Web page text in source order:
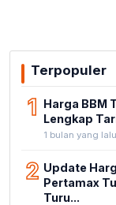
Terpopuler
1 Harga BBM
Lengkap
1 bulan yang lalu
2 Update
Pertamax
Turu...